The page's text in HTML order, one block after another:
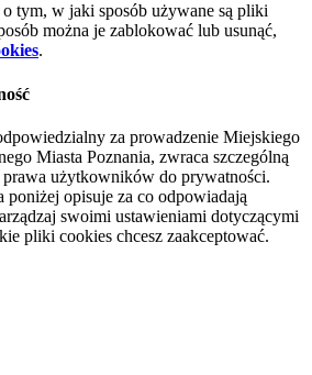
o tym, w jaki sposób używane są pliki
można je zablokować lub usunąć,
.
za prowadzenie Miejskiego
Miasta Poznania, zwraca szczególną
prawa użytkowników do prywatności.
poniżej opisuje za co odpowiadają
swoimi ustawieniami dotyczącymi
pliki cookies chcesz zaakceptować.